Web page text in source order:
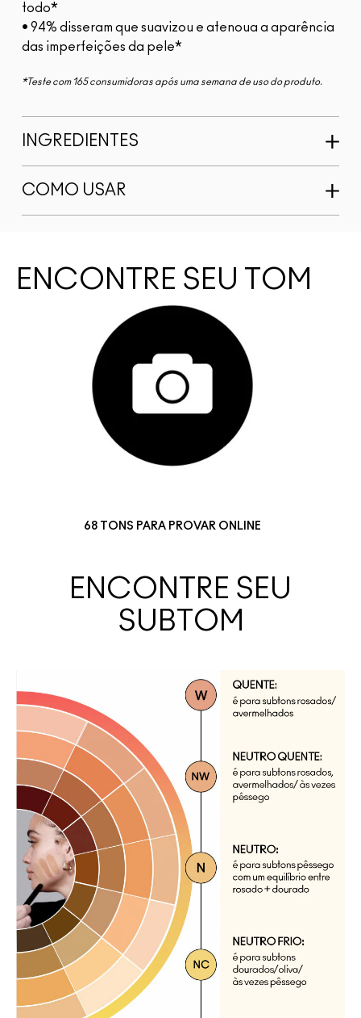
todo*
• 94% disseram que suavizou e atenoua a aparência
das imperfeições da pele*
*Teste com 165 consumidoras após uma semana de uso do produto.
INGREDIENTES
COMO USAR
ENCONTRE SEU TOM
68 TONS PARA PROVAR ONLINE
ENCONTRE SEU
SUBTOM